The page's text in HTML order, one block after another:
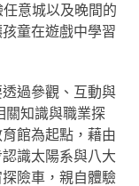
任意城以及晚間的
童在遊戲中學習
透過參觀、互動與
關知識與職業探
館為起點，藉由
識太陽系與八大
險車，親自體驗